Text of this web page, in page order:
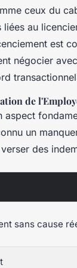
ceux du
au
est
négocier
de
aspect
un
des
sans cause